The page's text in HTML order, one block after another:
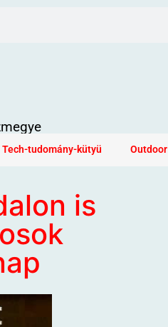
Tech-tudomány-kütyü Outdoor
is